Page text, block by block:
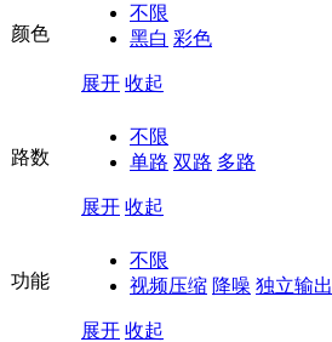
颜色
不限
黑白 彩色
展开 收起
路数
不限
单路 双路 多路
展开 收起
功能
不限
视频压缩 降噪 独立输出
展开 收起